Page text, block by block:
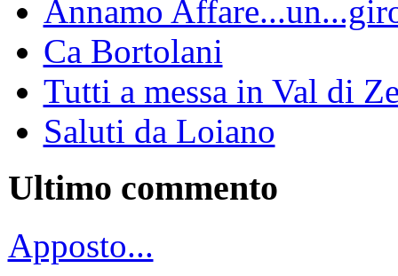
Annamo
Ca Bortolani
Tutti a messa in Val di
Saluti da Loiano
Ultimo commento
Apposto...